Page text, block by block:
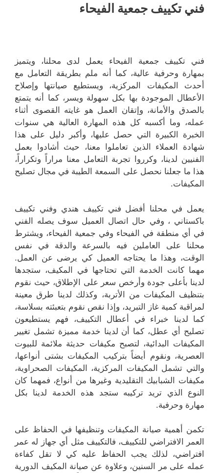
فني تكييف جمعية الفيحاء
فني تكييف جمعية الفيحاء يعمل لدى محلنا، ويتميز
بمهارة وحرفية عالية، كما أنه ملم بطريقة التعامل مع
أحدث المكيفات المركزية، ويستطيع صيانتها وإصلاح
الأعطال الموجودة بها بكل سهولة ويسر، كما أنه يتمتع
بالصدق والأمانة، وإتقان العمل هو غايته القصوى أثناء
عمله، وما أكسبه كل هذه المهارة العالية هي سنوات
الخبرة الكبيرة التي حصل عليها، وأكبر دليل على هذا
شهادة العملاء الذين تعاملوا معنا، حيث أشادوا بعمل
الفنيين لدينا، وكرروا تجربة التعامل معنا مراراً وتكراراً،
هذا ما جعلنا نحصل على السمعة الطيبة في مجال تصليح
المكيفات.
يعمل في محلنا أفضل فني تكييف هندي وفني تكييف
باكستاني ، وفي حال اتصال العميل سوف يصله الفني
في أي منطقة في الفيحاء وفي جمعية الفيحاء، ويشترط
محلنا على العاملين فيه بالسرعة والدقة في نفس
الوقت، وهذا ما يحتاجه العميل كي يرضى عن العمل.
مهما كانت الخدمة التي تحتاجها في المكيف، ستجدها
لدينا بأعلى جودة وأرخص سعر على الإطلاق، حيث نقوم
بتنظيف المكيفات من الأتربة، وكذلك لدينا طرق معينة
لمراقبة كمية غاز التبريد، وإذا نقص نقوم بتعبئته بسلاسة،
كما لدينا خبراء في أعطال التكييف، فهم يستطيعون
تصليح أي عطل، كما أن لدينا خدمة مميزة تشمل تغيير
المكيفات البدائية، لتصبح مكيفات حديثة ملائمة للبيوت
العصرية، ونقوم أيضاً بتركيب المكيفات بشتى أنواعها،
والتي تشمل المكيفات المركزية، المكيفات الصحراوية،
مكيفات الشبابيك التقليدية وغيرها من أنواع، فمهما كان
النوع الذي تريد تركيبه ستجد هذه الخدمة لدينا بكل
مهارة وحرفية.
تكمن أهمية صيانة المكيفات وتنظيفها في الحفاظ على
العمر الافتراضي للتكييف، فالتكييف مثل أي جهاز له عمر
افتراضي، لذلك يجب الحفاظ عليه كي لا تقل كفاءة
عمله على مر السنين، وعلاوة عن صيانة المكيف الدورية